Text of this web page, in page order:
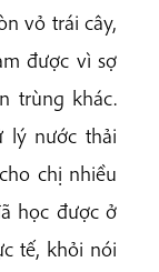
vỏ trái cây,
được vì sợ
trùng khác.
lý nước thải
chị nhiều
học được ở
tế, khỏi nói